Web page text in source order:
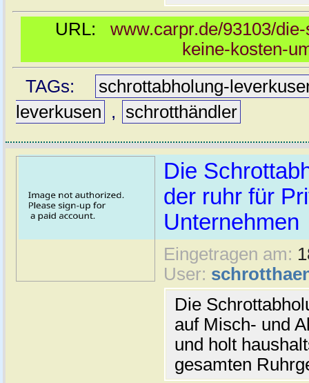
URL: www.carpr.de/93103/
keine-kosten-
TAGs:
schrottabholung-
leverkusen
, schrotthändler
Die
der ruhr für
Unternehmen
Eingetragen am:
User:
Die
auf Misch- und
und holt
gesamten